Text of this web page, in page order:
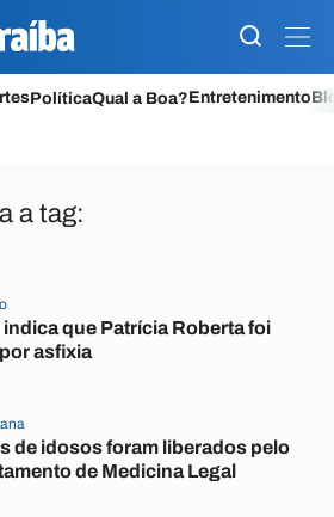
PolíticaQual a Boa?Entretenimento
a tag:
indica que Patrícia Roberta foi
asfixia
de idosos foram liberados pelo
de Medicina Legal